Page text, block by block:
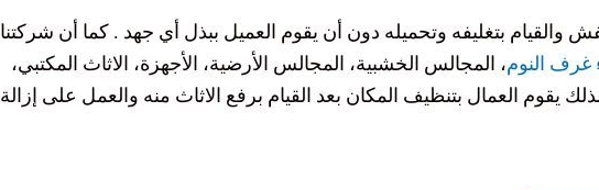
والقيام بتغليفه وتحميله دون أن يقوم العميل ببذل أي جهد . كما أن شركتنا
غرف النوم، المجالس الخشبية، المجالس الأرضية، الأجهزة، الاثاث المكتبي،
يقوم العمال بتنظيف المكان بعد القيام برفع الاثاث منه والعمل على إزالة